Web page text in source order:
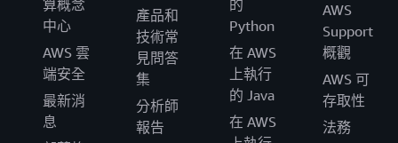
算概念
中心
AWS 雲
端安全
最新消
息
產品和
技術常
見問答
集
分析師
報告
的
Python
在 AWS
上執行
的 Java
在 AWS
AWS
Support
概觀
AWS 可
存取性
法務